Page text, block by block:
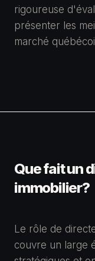
rigoureuse
présenter les
marché
Que fait un
immobilier?
Le rôle de
couvre un large